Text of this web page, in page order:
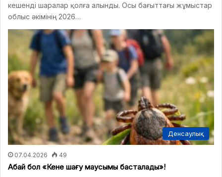
кешенді шаралар қолға алынды. Осы бағыттағы жұмыстар
облыс әкімінің 2026…
Денсаулық
07.04.2026 49
Абай бол «Кене шағу маусымы басталады»!